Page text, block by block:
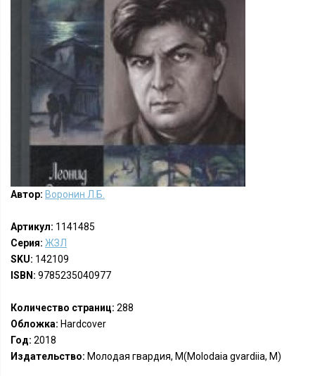
Автор: Воронин Л.Б.
Артикул: 1141485
Серия: ЖЗЛ
SKU: 142109
ISBN: 9785235040977
Количество страниц: 288
Обложка: Hardcover
Год: 2018
Издательство: Молодая гвардия, М(Molodaia gvardiia, M)